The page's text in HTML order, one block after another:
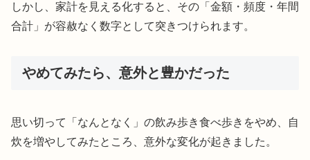
しかし、家計を見える化すると、その「金額・頻度・年間
合計」が容赦なく数字として突きつけられます。
やめてみたら、意外と豊かだった
思い切って「なんとなく」の飲み歩き食べ歩きをやめ、自
炊を増やしてみたところ、意外な変化が起きました。